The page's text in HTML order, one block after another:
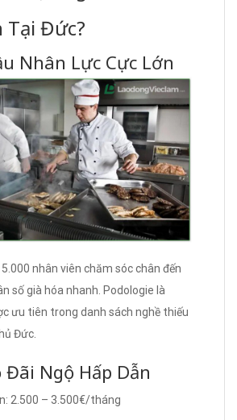
Tại Đức?
Nhân Lực Cực Lớn
nhân viên chăm sóc chân đến
số già hóa nhanh. Podologie là
ưu tiên trong danh sách nghề thiếu
Đức.
Đãi Ngộ Hấp Dẫn
2.500 – 3.500€/tháng